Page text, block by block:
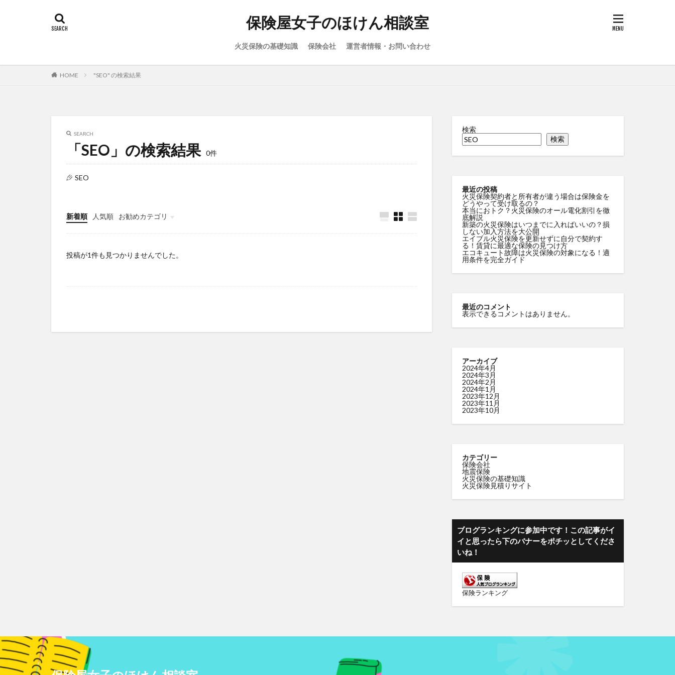
保険屋女子のほけん相談室
火災保険の基礎知識 保険会社 運営者情報・お問い合わせ
HOME "SEO" の検索結果
SEARCH
「SEO」の検索結果 0件
SEO
新着順 人気順
お勧めカテゴリ
after_paragraph
message
php
投稿が1件も見つかりませんでした。
検索
検索
最近の投稿
火災保険契約者と所有者が違う場合は保険金を
どうやって受け取るの？
本当におトク？火災保険のオール電化割引を徹
底解説
新築の火災保険はいつまでに入ればいいの？損
しない加入方法を大公開
エイブル火災保険を更新せずに自分で契約す
る！賃貸に最適な保険の見つけ方
エコキュート故障は火災保険の対象になる！適
用条件を完全ガイド
最近のコメント
表示できるコメントはありません。
アーカイブ
2024年4月
2024年3月
2024年2月
2024年1月
2023年12月
2023年11月
2023年10月
カテゴリー
保険会社
地震保険
火災保険の基礎知識
火災保険見積りサイト
ブログランキングに参加中です！この記事がイ
イと思ったら下のバナーをポチッとしてくださ
いね！
保険ランキング